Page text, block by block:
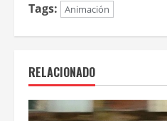
Tags: Animación
RELACIONADO